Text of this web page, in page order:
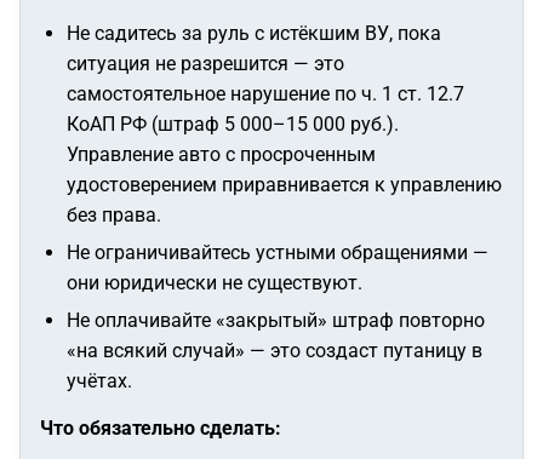
Не садитесь за руль с истёкшим ВУ, пока
ситуация не разрешится — это
самостоятельное нарушение по ч. 1 ст. 12.7
КоАП РФ (штраф 5 000–15 000 руб.).
Управление авто с просроченным
удостоверением приравнивается к управлению
без права.
Не ограничивайтесь устными обращениями —
они юридически не существуют.
Не оплачивайте «закрытый» штраф повторно
«на всякий случай» — это создаст путаницу в
учётах.
Что обязательно сделать: